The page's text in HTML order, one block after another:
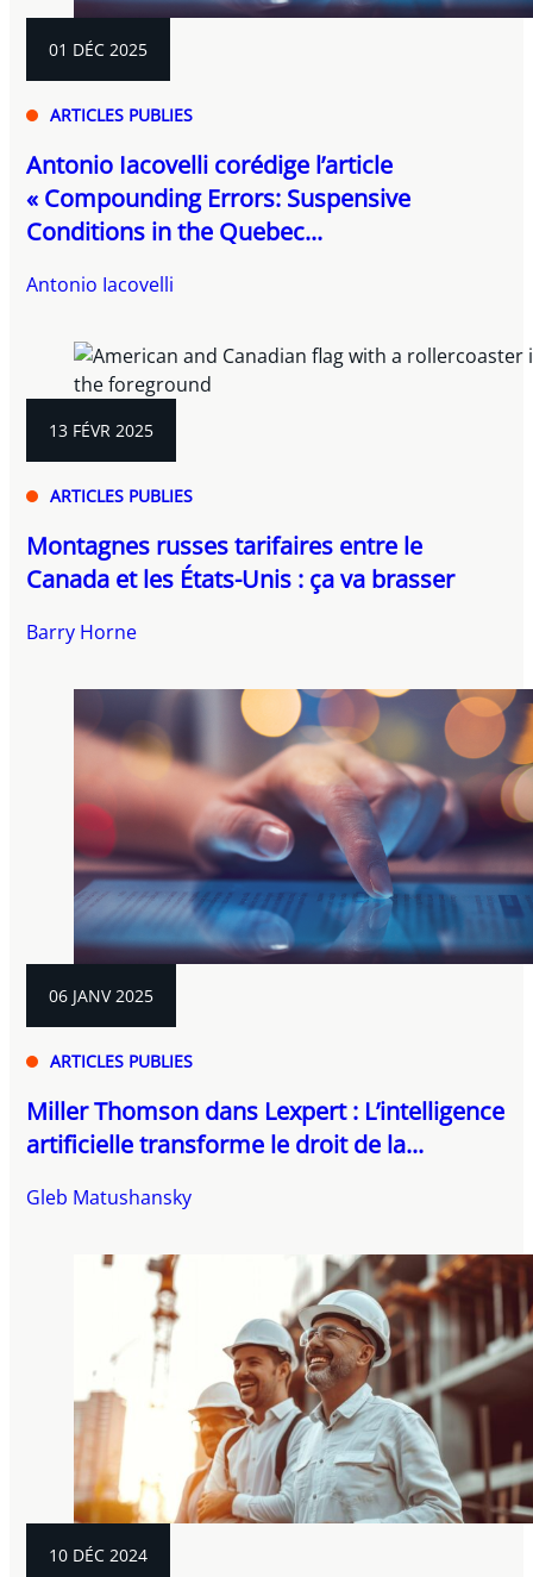
01 DÉC 2025
ARTICLES PUBLIES
Antonio Iacovelli corédige l’article
« Compounding Errors: Suspensive
Conditions in the Quebec...
Antonio Iacovelli
13 FÉVR 2025
ARTICLES PUBLIES
Montagnes russes tarifaires entre le
Canada et les États-Unis : ça va brasser
Barry Horne
06 JANV 2025
ARTICLES PUBLIES
Miller Thomson dans Lexpert : L’intelligence
artificielle transforme le droit de la...
Gleb Matushansky
10 DÉC 2024